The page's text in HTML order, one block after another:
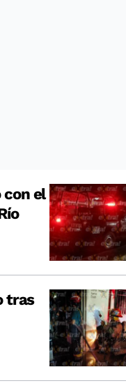
con el
tras